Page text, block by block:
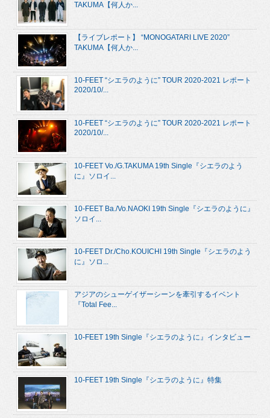
TAKUMA【何人か...
【ライブレポート】 “MONOGATARI LIVE 2020”
TAKUMA【何人か...
10-FEET “シエラのように” TOUR 2020-2021 レポート
2020/10/...
10-FEET “シエラのように” TOUR 2020-2021 レポート
2020/10/...
10-FEET Vo./G.TAKUMA 19th Single『シエラのよう
に』ソロイ...
10-FEET Ba./Vo.NAOKI 19th Single『シエラのように』
ソロイ...
10-FEET Dr./Cho.KOUICHI 19th Single『シエラのよう
に』ソロ...
アジアのシューゲイザーシーンを牽引するイベント
『Total Fee...
10-FEET 19th Single『シエラのように』インタビュー
10-FEET 19th Single『シエラのように』特集